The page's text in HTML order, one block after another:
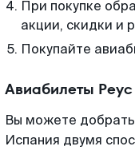
При покупке
акции, скидки и
Покупайте
Авиабилеты
Вы можете
Испания двумя